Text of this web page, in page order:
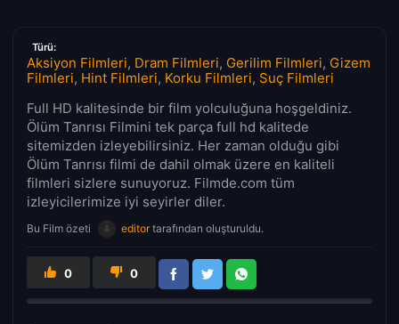
Türü:
Aksiyon Filmleri, Dram Filmleri, Gerilim Filmleri, Gizem
Filmleri, Hint Filmleri, Korku Filmleri, Suç Filmleri
Full HD kalitesinde bir film yolculuğuna hoşgeldiniz.
Ölüm Tanrısı Filmini tek parça full hd kalitede
sitemizden izleyebilirsiniz. Her zaman olduğu gibi
Ölüm Tanrısı filmi de dahil olmak üzere en kaliteli
filmleri sizlere sunuyoruz. Filmde.com tüm
izleyicilerimize iyi seyirler diler.
Bu Film özeti editortarafından oluşturuldu.
0 0